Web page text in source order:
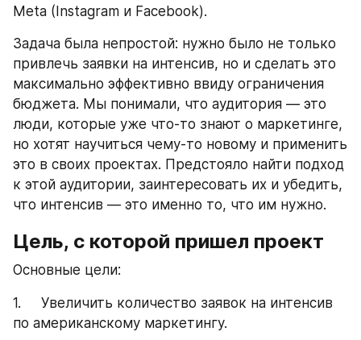
Meta (Instagram и Facebook).
Задача была непростой: нужно было не только
привлечь заявки на интенсив, но и сделать это
максимально эффективно ввиду ограничения
бюджета. Мы понимали, что аудитория — это
люди, которые уже что-то знают о маркетинге,
но хотят научиться чему-то новому и применить
это в своих проектах. Предстояло найти подход
к этой аудитории, заинтересовать их и убедить,
что интенсив — это именно то, что им нужно.
Цель, с которой пришел проект
Основные цели:
1.     Увеличить количество заявок на интенсив
по американскому маркетингу.